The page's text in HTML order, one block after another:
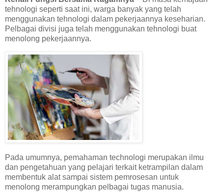
tehnologi seperti saat ini, warga banyak yang telah
menggunakan tehnologi dalam pekerjaannya keseharian.
Pelbagai divisi juga telah menggunakan tehnologi buat
menolong pekerjaannya.
Pada umumnya, pemahaman technologi merupakan ilmu
dan pengetahuan yang pelajari terkait ketrampilan dalam
membentuk alat sampai sistem pemrosesan untuk
menolong merampungkan pelbagai tugas manusia.